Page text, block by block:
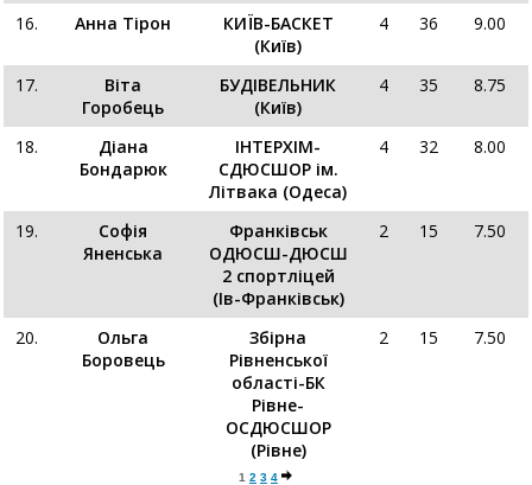
16. Анна Тірон
КИЇВ-БАСКЕТ
(Київ)
4 36 9.00
17.
Віта
Горобець
БУДІВЕЛЬНИК
(Київ)
4 35 8.75
18.
Діана
Бондарюк
ІНТЕРХІМ-
СДЮСШОР ім.
Літвака (Одеса)
4 32 8.00
19.
Софія
Яненська
Франківськ
ОДЮСШ-ДЮСШ
2 спортліцей
(Ів-Франківськ)
2 15 7.50
20.
Ольга
Боровець
Збірна
Рівненської
області-БК
Рівне-
ОСДЮСШОР
(Рівне)
2 15 7.50
1 2 3 4